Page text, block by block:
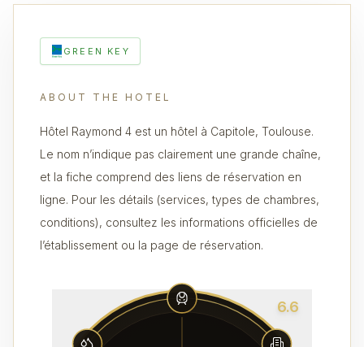
GREEN KEY
ABOUT THE HOTEL
Hôtel Raymond 4 est un hôtel à Capitole, Toulouse.
Le nom n’indique pas clairement une grande chaîne,
et la fiche comprend des liens de réservation en
ligne. Pour les détails (services, types de chambres,
conditions), consultez les informations officielles de
l’établissement ou la page de réservation.
6.6